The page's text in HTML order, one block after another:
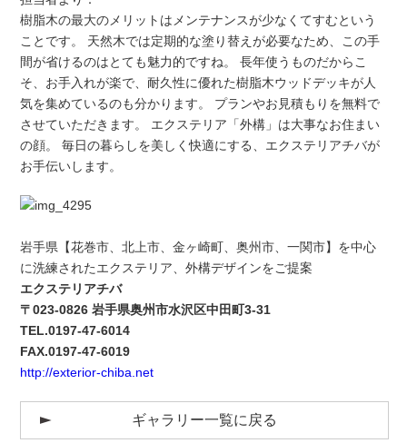
樹脂木の最大のメリットはメンテナンスが少なくてすむという
ことです。 天然木では定期的な塗り替えが必要なため、この手
間が省けるのはとても魅力的ですね。 長年使うものだからこ
そ、お手入れが楽で、耐久性に優れた樹脂木ウッドデッキが人
気を集めているのも分かります。 プランやお見積もりを無料で
させていただきます。 エクステリア「外構」は大事なお住まい
の顔。 毎日の暮らしを美しく快適にする、エクステリアチバが
お手伝いします。
岩手県【花巻市、北上市、金ヶ崎町、奥州市、一関市】を中心
に洗練されたエクステリア、外構デザインをご提案
エクステリアチバ
〒023-0826 岩手県奥州市水沢区中田町3-31
TEL.0197-47-6014
FAX.0197-47-6019
http://exterior-chiba.net
ギャラリー一覧に戻る